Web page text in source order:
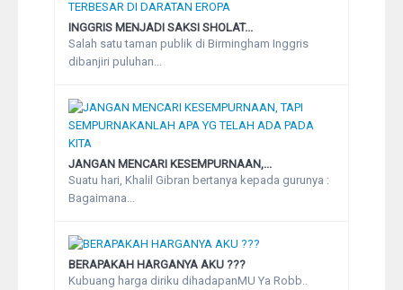
INGGRIS MENJADI SAKSI SHOLAT...
Salah satu taman publik di Birmingham Inggris
dibanjiri puluhan...
JANGAN MENCARI KESEMPURNAAN,...
Suatu hari, Khalil Gibran bertanya kepada gurunya :
Bagaimana...
BERAPAKAH HARGANYA AKU ???
Kubuang harga diriku dihadapanMU Ya Robb..